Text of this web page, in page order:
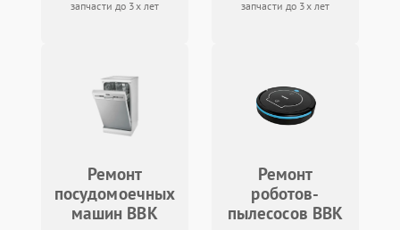
запчасти до 3х лет
запчасти до 3х лет
Ремонт
посудомоечных
машин BBK
Ремонт
роботов-
пылесосов BBK